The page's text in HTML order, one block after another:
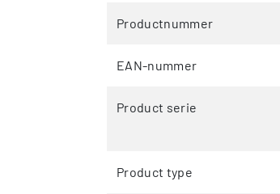
Productnummer
EAN-nummer
Product serie
Product type